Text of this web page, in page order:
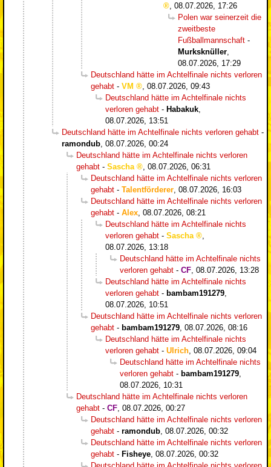
08.07.2026, 17:26
Polen war seinerzeit die
zweitbeste
Fußballmannschaft -
Murksknüller
08.07.2026, 17:29
Deutschland hätte im Achtelfinale nichts verloren
gehabt - VM
08.07.2026, 09:43
Deutschland hätte im Achtelfinale nichts
verloren gehabt - Habakuk
08.07.2026, 13:51
Deutschland hätte im Achtelfinale nichts verloren gehabt -
ramondub 08.07.2026, 00:24
Deutschland hätte im Achtelfinale nichts verloren
gehabt - Sascha
08.07.2026, 06:31
Deutschland hätte im Achtelfinale nichts verloren
gehabt - Talentförderer 08.07.2026, 16:03
Deutschland hätte im Achtelfinale nichts verloren
gehabt - Alex 08.07.2026, 08:21
Deutschland hätte im Achtelfinale nichts
verloren gehabt - Sascha
08.07.2026, 13:18
Deutschland hätte im Achtelfinale nichts
verloren gehabt - CF 08.07.2026, 13:28
Deutschland hätte im Achtelfinale nichts
verloren gehabt - bambam191279
08.07.2026, 10:51
Deutschland hätte im Achtelfinale nichts verloren
gehabt - bambam191279 08.07.2026, 08:16
Deutschland hätte im Achtelfinale nichts
verloren gehabt - Ulrich 08.07.2026, 09:04
Deutschland hätte im Achtelfinale nichts
verloren gehabt - bambam191279
08.07.2026, 10:31
Deutschland hätte im Achtelfinale nichts verloren
gehabt - CF 08.07.2026, 00:27
Deutschland hätte im Achtelfinale nichts verloren
gehabt - ramondub 08.07.2026, 00:32
Deutschland hätte im Achtelfinale nichts verloren
gehabt - Fisheye 08.07.2026, 00:32